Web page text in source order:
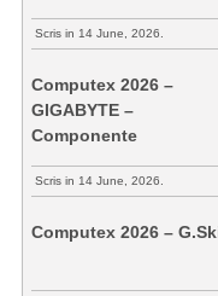
Scris in 14 June, 2026.
Computex 2026 –
GIGABYTE –
Componente
Scris in 14 June, 2026.
Computex 2026 –